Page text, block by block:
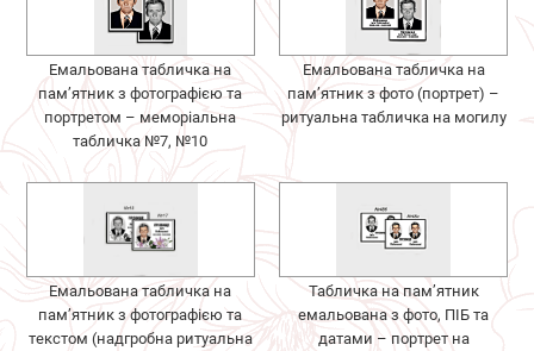
Емальована табличка на
пам’ятник з фотографією та
портретом – меморіальна
табличка №7, №10
Емальована табличка на
пам’ятник з фото (портрет) –
ритуальна табличка на могилу
Емальована табличка на
пам’ятник з фотографією та
текстом (надгробна ритуальна
Табличка на пам’ятник
емальована з фото, ПІБ та
датами – портрет на